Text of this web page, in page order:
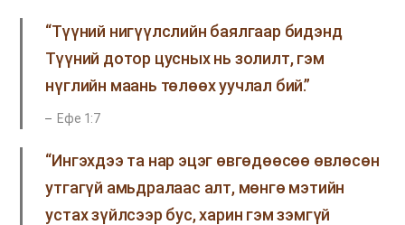
“Түүний нигүүлслийн баялгаар бидэнд
Түүний дотор цусных нь золилт, гэм
нүглийн маань төлөөх уучлал бий.”
Ефе 1:7
“Ингэхдээ та нар эцэг өвгөдөөсөө өвлөсөн
утгагүй амьдралаас алт, мөнгө мэтийн
устах зүйлсээр бус, харин гэм зэмгүй